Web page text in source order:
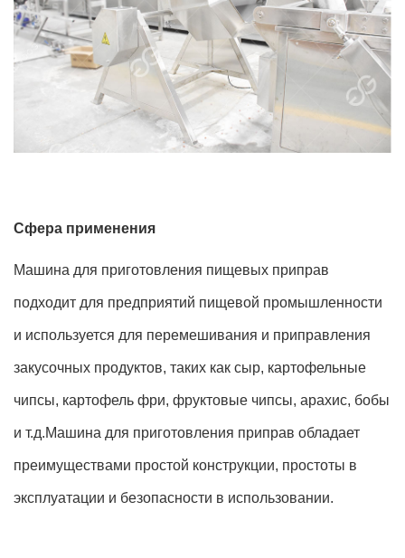
Сфера применения
Машина для приготовления пищевых приправ
подходит для предприятий пищевой промышленности
и используется для перемешивания и приправления
закусочных продуктов, таких как сыр, картофельные
чипсы, картофель фри, фруктовые чипсы, арахис, бобы
и т.д.Машина для приготовления приправ обладает
преимуществами простой конструкции, простоты в
эксплуатации и безопасности в использовании.